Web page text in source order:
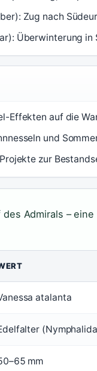
Zug nach
Überwinterung in
Effekten auf die
und
zur
Admirals –
atalanta
mm